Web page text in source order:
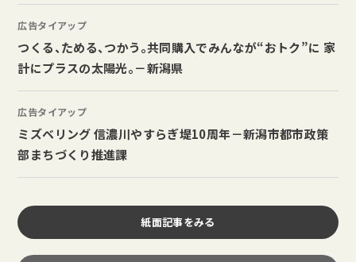
広告タイアップ
つくる、ためる、つかう。共同購入でみんなが“おトク”に 家
計にプラスの太陽光。－新潟県
広告タイアップ
ミズベリング 信濃川やすらぎ堤10周年－新潟市都市政策
部まちづくり推進課
紙面記事をみる